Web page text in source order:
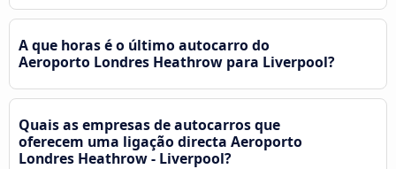
A que horas é o último autocarro do
Aeroporto Londres Heathrow para Liverpool?
Quais as empresas de autocarros que
oferecem uma ligação directa Aeroporto
Londres Heathrow - Liverpool?